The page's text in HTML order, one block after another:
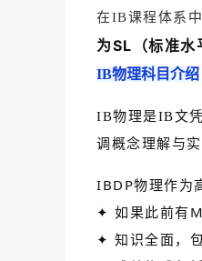
在IB课程体系
为SL（标准水
IB物理科目介绍
IB物理是IB文
调概念理解与
IBDP物理作为
✦ 如果此前有
✦ 知识全面，